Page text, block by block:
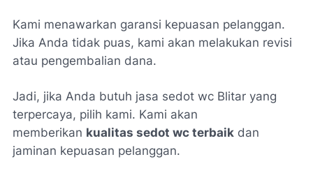
Kami menawarkan garansi kepuasan pelanggan.
Jika Anda tidak puas, kami akan melakukan revisi
atau pengembalian dana.
Jadi, jika Anda butuh jasa sedot wc Blitar yang
terpercaya, pilih kami. Kami akan
memberikan kualitas sedot wc terbaik dan
jaminan kepuasan pelanggan.